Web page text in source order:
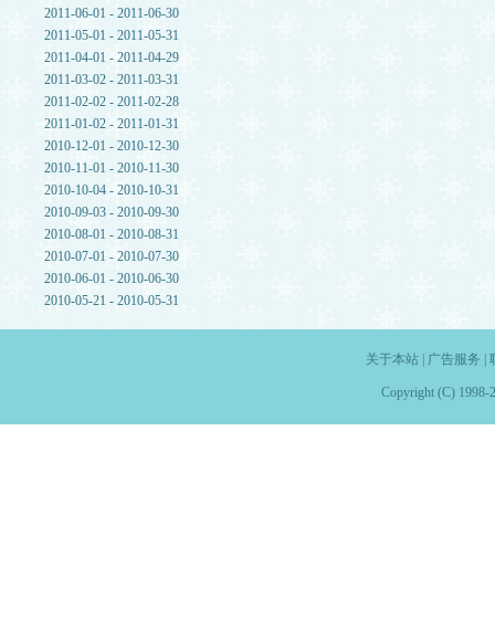
2011-06-01 - 2011-06-30
2011-05-01 - 2011-05-31
2011-04-01 - 2011-04-29
2011-03-02 - 2011-03-31
2011-02-02 - 2011-02-28
2011-01-02 - 2011-01-31
2010-12-01 - 2010-12-30
2010-11-01 - 2010-11-30
2010-10-04 - 2010-10-31
2010-09-03 - 2010-09-30
2010-08-01 - 2010-08-31
2010-07-01 - 2010-07-30
2010-06-01 - 2010-06-30
2010-05-21 - 2010-05-31
关于本站| 广告服务
Copyright (C) 1998-